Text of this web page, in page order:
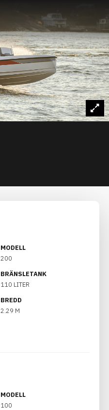
MODELL
200
BRÄNSLETANK
110 LITER
BREDD
2.29 M
MODELL
100